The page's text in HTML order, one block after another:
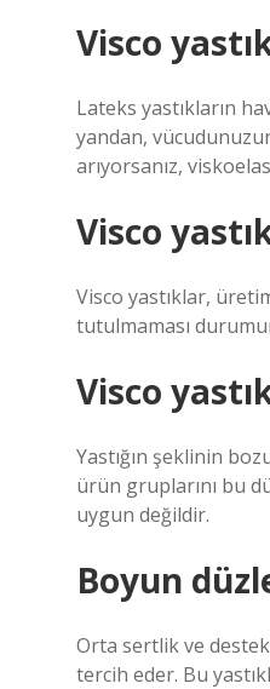
Visco
Lateks yastıkların
yandan,
arıyorsanız,
Visco
Visco yastıklar,
tutulmaması
Visco
Yastığın şeklinin
ürün gruplarını bu
uygun değildir.
Boyun
Orta sertlik ve
tercih eder. Bu